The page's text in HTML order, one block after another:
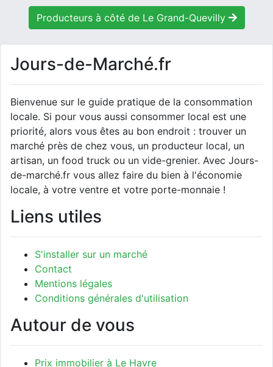
Producteurs à côté de Le Grand-Quevilly
Jours-de-Marché.fr
Bienvenue sur le guide pratique de la consommation
locale. Si pour vous aussi consommer local est une
priorité, alors vous êtes au bon endroit : trouver un
marché près de chez vous, un producteur local, un
artisan, un food truck ou un vide-grenier. Avec Jours-
de-marché.fr vous allez faire du bien à l'économie
locale, à votre ventre et votre porte-monnaie !
Liens utiles
S'installer sur un marché
Contact
Mentions légales
Conditions générales d'utilisation
Autour de vous
Prix immobilier à Le Havre